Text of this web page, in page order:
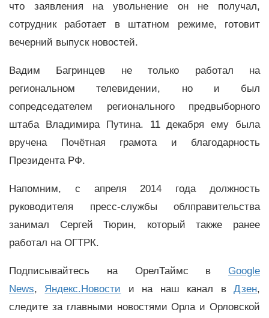
что заявления на увольнение он не получал,
сотрудник работает в штатном режиме, готовит
вечерний выпуск новостей.
Вадим Багринцев не только работал на
региональном телевидении, но и был
сопредседателем регионального предвыборного
штаба Владимира Путина. 11 декабря ему была
вручена Почётная грамота и благодарность
Президента РФ.
Напомним, с апреля 2014 года должность
руководителя пресс-службы облправительства
занимал Сергей Тюрин, который также ранее
работал на ОГТРК.
Подписывайтесь на ОрелТаймс в Google
News, Яндекс.Новости и на наш канал вДзен,
следите за главными новостями Орла и Орловской